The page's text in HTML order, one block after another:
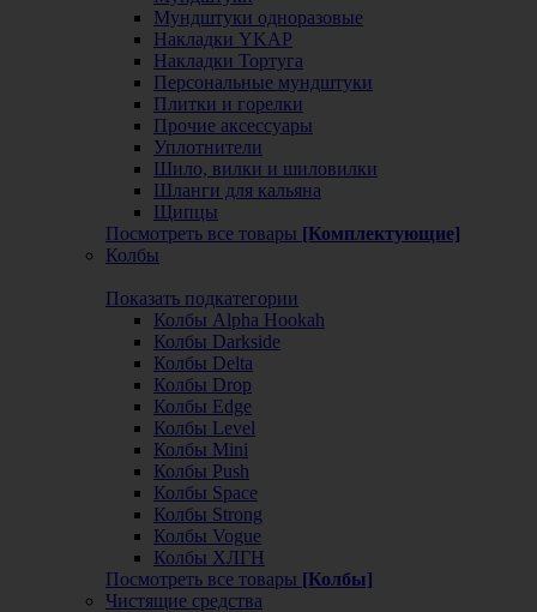
Мундштуки одноразовые
Накладки YKAP
Накладки Тортуга
Персональные мундштуки
Плитки и горелки
Прочие аксессуары
Уплотнители
Шило, вилки и шиловилки
Шланги для кальяна
Щипцы
Посмотреть все товары [Комплектующие]
Колбы
Показать подкатегории
Колбы Alpha Hookah
Колбы Darkside
Колбы Delta
Колбы Drop
Колбы Edge
Колбы Level
Колбы Mini
Колбы Push
Колбы Space
Колбы Strong
Колбы Vogue
Колбы ХЛГН
Посмотреть все товары [Колбы]
Чистящие средства